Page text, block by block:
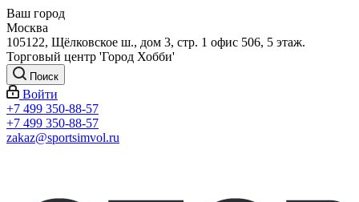
Ваш город
Москва
105122, Щёлковское ш., дом 3, стр. 1 офис 506, 5 этаж.
Торговый центр 'Город Хобби'
Поиск
Войти
+7 499 350-88-57
+7 499 350-88-57
zakaz@sportsimvol.ru